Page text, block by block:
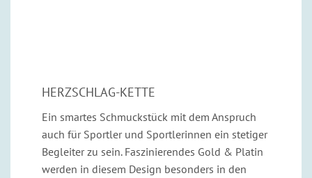
HERZSCHLAG-KETTE
Ein smartes Schmuckstück mit dem Anspruch
auch für Sportler und Sportlerinnen ein stetiger
Begleiter zu sein. Faszinierendes Gold & Platin
werden in diesem Design besonders in den